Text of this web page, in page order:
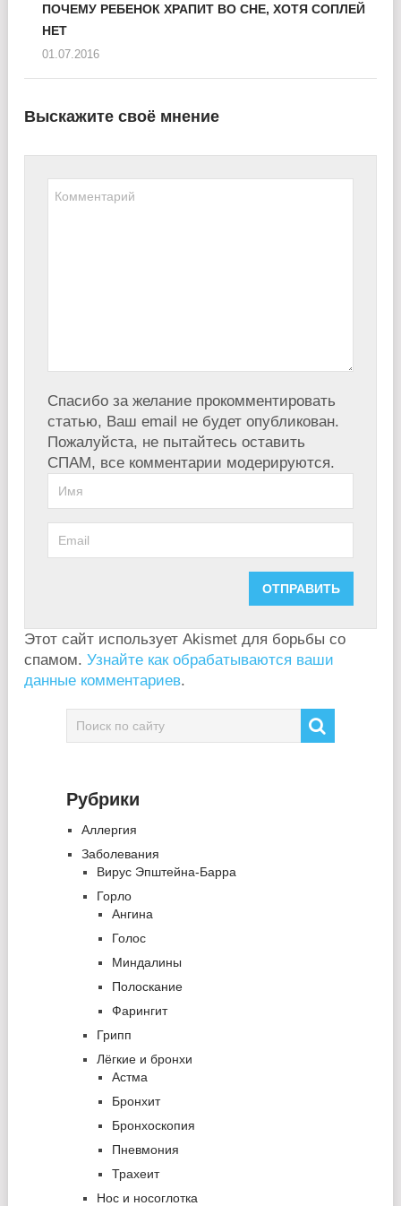
ПОЧЕМУ РЕБЕНОК ХРАПИТ ВО СНЕ, ХОТЯ СОПЛЕЙ
НЕТ
01.07.2016
Выскажите своё мнение
Спасибо за желание прокомментировать
статью, Ваш email не будет опубликован.
Пожалуйста, не пытайтесь оставить
СПАМ, все комментарии модерируются.
Этот сайт использует Akismet для борьбы со
спамом. Узнайте как обрабатываются ваши
данные комментариев.
Рубрики
Аллергия
Заболевания
Вирус Эпштейна-Барра
Горло
Ангина
Голос
Миндалины
Полоскание
Фарингит
Грипп
Лёгкие и бронхи
Астма
Бронхит
Бронхоскопия
Пневмония
Трахеит
Нос и носоглотка